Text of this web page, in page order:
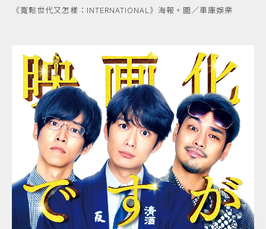
《寬鬆世代又怎樣：INTERNATIONAL》海報。圖／車庫娛樂